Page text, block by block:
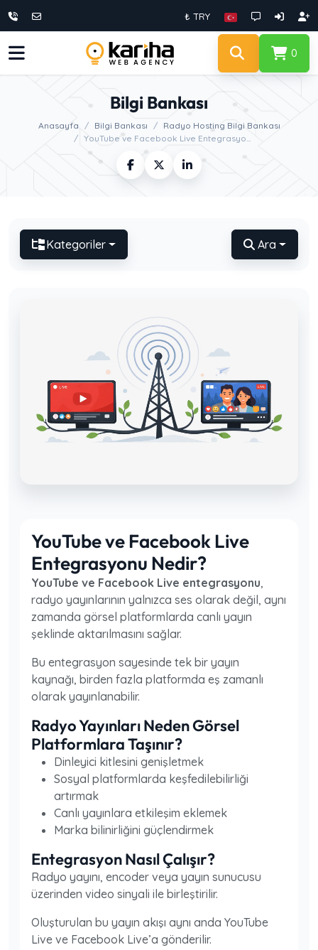
₺ TRY
0
Bilgi Bankası
Anasayfa Bilgi Bankası
Radyo Hosting Bilgi Bankası
YouTube ve Facebook Live Entegrasyo...
Kategoriler Ara
YouTube ve Facebook Live
Entegrasyonu Nedir?
YouTube ve Facebook Live entegrasyonu,
radyo yayınlarının yalnızca ses olarak değil, aynı
zamanda görsel platformlarda canlı yayın
şeklinde aktarılmasını sağlar.
Bu entegrasyon sayesinde tek bir yayın
kaynağı, birden fazla platformda eş zamanlı
olarak yayınlanabilir.
Radyo Yayınları Neden Görsel
Platformlara Taşınır?
Dinleyici kitlesini genişletmek
Sosyal platformlarda keşfedilebilirliği
artırmak
Canlı yayınlara etkileşim eklemek
Marka bilinirliğini güçlendirmek
Entegrasyon Nasıl Çalışır?
Radyo yayını, encoder veya yayın sunucusu
üzerinden video sinyali ile birleştirilir.
Oluşturulan bu yayın akışı aynı anda YouTube
Live ve Facebook Live’a gönderilir.